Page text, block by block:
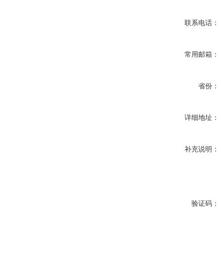
联系电话：
常用邮箱：
省份：
详细地址：
补充说明：
验证码：